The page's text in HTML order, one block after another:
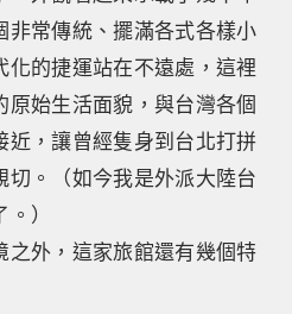
非常傳統、擺滿各式各樣小
化的捷運站在不遠處，這裡
始生活面貌，與台灣各個
近，讓曾經隻身到台北打拼
切。（如今我是外派大陸台
）
之外，這家旅館還有幾個特